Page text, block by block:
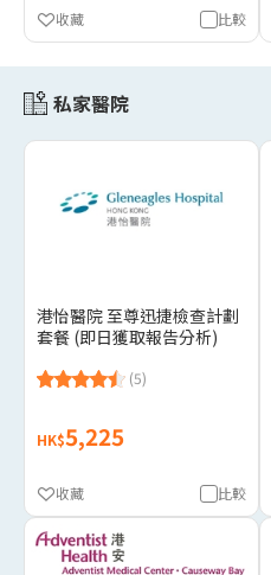
比較
收藏
私家醫院
港怡醫院 至尊迅捷檢查計劃
套餐 (即日獲取報告分析)
(5)
HK$5,225
比較
收藏